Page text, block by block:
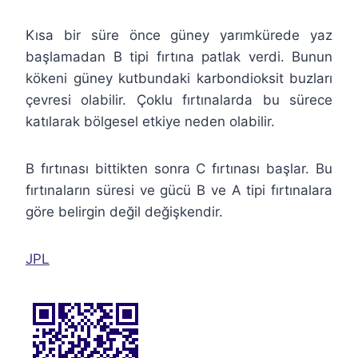
Kısa bir süre önce güney yarımkürede yaz
başlamadan B tipi fırtına patlak verdi. Bunun
kökeni güney kutbundaki karbondioksit buzları
çevresi olabilir. Çoklu fırtınalarda bu sürece
katılarak bölgesel etkiye neden olabilir.
B fırtınası bittikten sonra C fırtınası başlar. Bu
fırtınaların süresi ve gücü B ve A tipi fırtınalara
göre belirgin değil değişkendir.
JPL